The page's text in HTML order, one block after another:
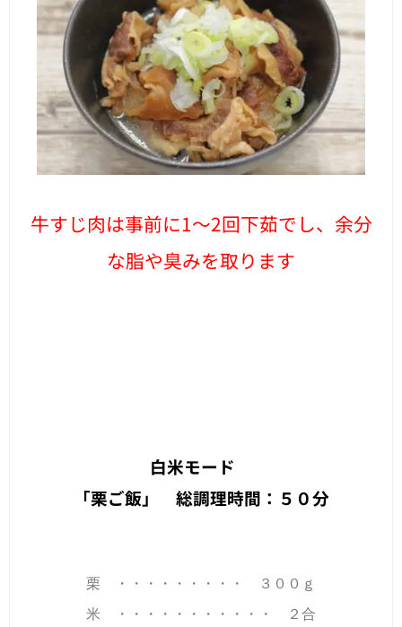
牛すじ肉は事前に1～2回下茹でし、余分
な脂や臭みを取ります
白米モード
「栗ご飯」 総調理時間：５０分
栗 ・・・・・・・・・ ３００ｇ
米 ・・・・・・・・・・・ ２合